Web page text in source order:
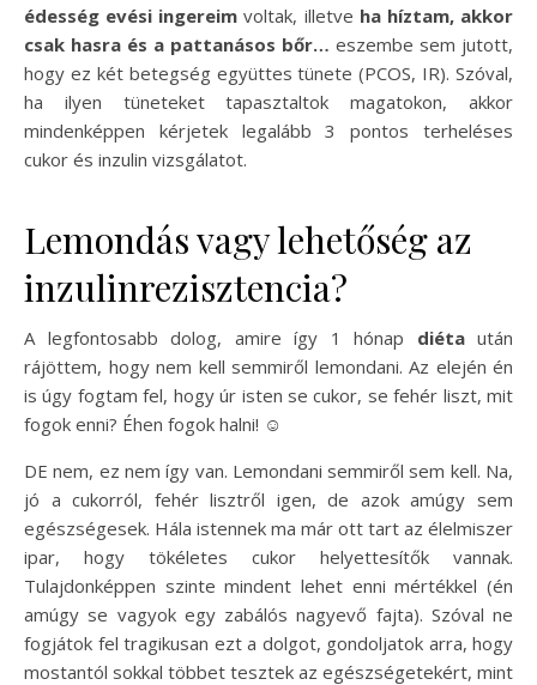
édesség evési ingereim voltak, illetve ha híztam, akkor
csak hasra és a pattanásos bőr… eszembe sem jutott,
hogy ez két betegség együttes tünete (PCOS, IR). Szóval,
ha ilyen tüneteket tapasztaltok magatokon, akkor
mindenképpen kérjetek legalább 3 pontos terheléses
cukor és inzulin vizsgálatot.
Lemondás vagy lehetőség az
inzulinrezisztencia?
A legfontosabb dolog, amire így 1 hónap diétaután
rájöttem, hogy nem kell semmiről lemondani. Az elején én
is úgy fogtam fel, hogy úr isten se cukor, se fehér liszt, mit
fogok enni? Éhen fogok halni! ☺
DE nem, ez nem így van. Lemondani semmiről sem kell. Na,
jó a cukorról, fehér lisztről igen, de azok amúgy sem
egészségesek. Hála istennek ma már ott tart az élelmiszer
ipar, hogy tökéletes cukor helyettesítők vannak.
Tulajdonképpen szinte mindent lehet enni mértékkel (én
amúgy se vagyok egy zabálós nagyevő fajta). Szóval ne
fogjátok fel tragikusan ezt a dolgot, gondoljatok arra, hogy
mostantól sokkal többet tesztek az egészségetekért, mint